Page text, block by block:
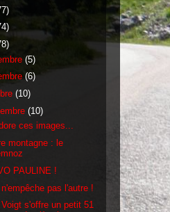
(5)
(6)
(10)
(10)
ces images...
montagne : le
PAULINE !
pas l'autre !
s'offre un petit 51